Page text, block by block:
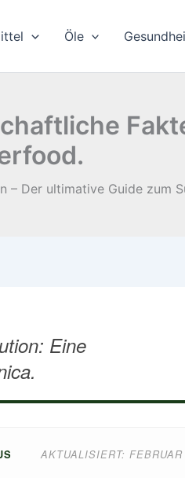
Öle
– Der ultimative Guide zum
Eine
AKTUALISIERT: